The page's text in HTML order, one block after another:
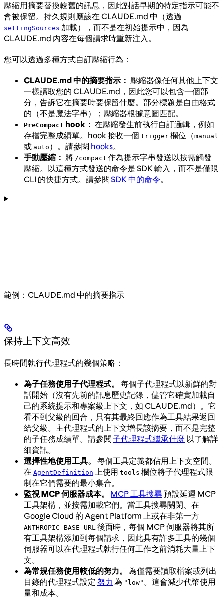
壓縮用摘要替換較舊的訊息，因此對話早期的特定指示可能不
會被保留。持久規則應該在 CLAUDE.md 中（透過
settingSources 加載），而不是在初始提示中，因為
CLAUDE.md 內容在每個請求時重新注入。
您可以透過多種方式自訂壓縮行為：
CLAUDE.md 中的摘要指示： 壓縮器像任何其他上下文
一樣讀取您的 CLAUDE.md，因此您可以包含一個部
分，告訴它在摘要時要保留什麼。部分標題是自由格式
的（不是魔法字串）；壓縮器根據意圖匹配。
PreCompact hook： 在壓縮發生前執行自訂邏輯，例如
存檔完整成績單。hook 接收一個 trigger 欄位（manual
或 auto ）。請參閱 hooks。
手動壓縮： 將 /compact 作為提示字串發送以按需觸發
壓縮。以這種方式發送的命令是 SDK 輸入，而不是僅限
CLI 的快捷方式。請參閱 SDK 中的命令。
範例：CLAUDE.md 中的摘要指示
保持上下文高效
長時間執行代理程式的幾個策略：
為子任務使用子代理程式。
每個子代理程式以新鮮的對
話開始（沒有先前的訊息歷史記錄，儘管它確實加載自
己的系統提示和專案級上下文，如 CLAUDE.md）。它
看不到父級的回合，只有其最終回應作為工具結果返回
給父級。主代理程式的上下文增長該摘要，而不是完整
的子任務成績單。請參閱 子代理程式繼承什麼 以了解詳
細資訊。
選擇性地使用工具。
每個工具定義都佔用上下文空間。
在 AgentDefinition 上使用 tools 欄位將子代理程式限
制在它們需要的最小集合。
監視 MCP 伺服器成本。
MCP 工具搜尋預設延遲 MCP
工具架構，並按需加載它們。當工具搜尋關閉、在
Google Cloud 的 Agent Platform 上或在非第一方
ANTHROPIC_BASE_URL 後面時，每個 MCP 伺服器將其所
有工具架構添加到每個請求，因此具有許多工具的幾個
伺服器可以在代理程式執行任何工作之前消耗大量上下
文。
為常規任務使用較低的努力。
為僅需要讀取檔案或列出
目錄的代理程式設定 努力 為 "low" 。這會減少代幣使用
量和成本。